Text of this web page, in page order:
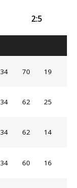
2:5
34 70 19
34 62 25
34 62 14
34 60 16